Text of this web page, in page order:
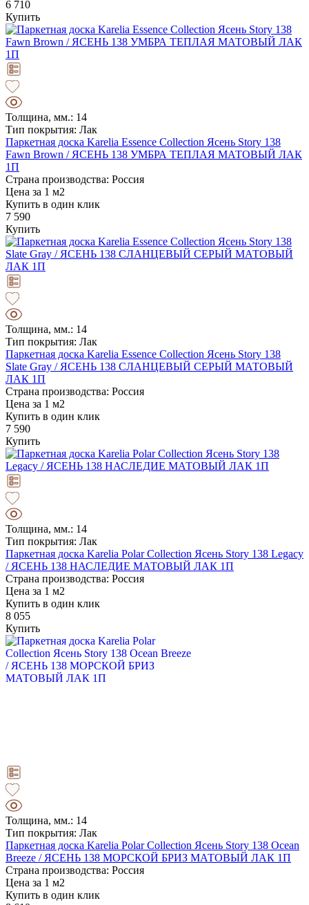
6 710
Купить
Толщина, мм.: 14
Тип покрытия: Лак
Паркетная доска Karelia Essence Collection Ясень Story 138
Fawn Brown / ЯСЕНЬ 138 УМБРА ТЕПЛАЯ МАТОВЫЙ ЛАК
1П
Страна производства: Россия
Цена за 1 м2
Купить в один клик
7 590
Купить
Толщина, мм.: 14
Тип покрытия: Лак
Паркетная доска Karelia Essence Collection Ясень Story 138
Slate Gray / ЯСЕНЬ 138 СЛАНЦЕВЫЙ СЕРЫЙ МАТОВЫЙ
ЛАК 1П
Страна производства: Россия
Цена за 1 м2
Купить в один клик
7 590
Купить
Толщина, мм.: 14
Тип покрытия: Лак
Паркетная доска Karelia Polar Collection Ясень Story 138 Legaсy
/ ЯСЕНЬ 138 НАСЛЕДИЕ МАТОВЫЙ ЛАК 1П
Страна производства: Россия
Цена за 1 м2
Купить в один клик
8 055
Купить
Толщина, мм.: 14
Тип покрытия: Лак
Паркетная доска Karelia Polar Collection Ясень Story 138 Ocean
Breeze / ЯСЕНЬ 138 МОРСКОЙ БРИЗ МАТОВЫЙ ЛАК 1П
Страна производства: Россия
Цена за 1 м2
Купить в один клик